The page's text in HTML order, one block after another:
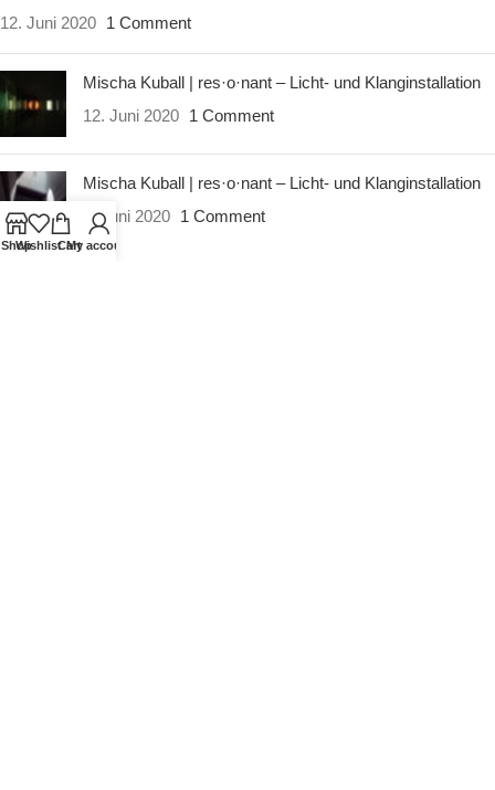
12. Juni 2020 1 Comment
Mischa Kuball | res·o·nant – Licht- und Klanginstallation
12. Juni 2020 1 Comment
Mischa Kuball | res·o·nant – Licht- und Klanginstallation
8. Juni 2020 1 Comment
ShopWishlistCart
My account